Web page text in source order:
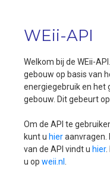
WEii-API
Welkom bij de WEii-
gebouw op basis van
energiegebruik en het
gebouw. Dit gebeurt
Om de API te
kunt u hieraanvragen.
van de API vindt u hier.
u op weii.nl